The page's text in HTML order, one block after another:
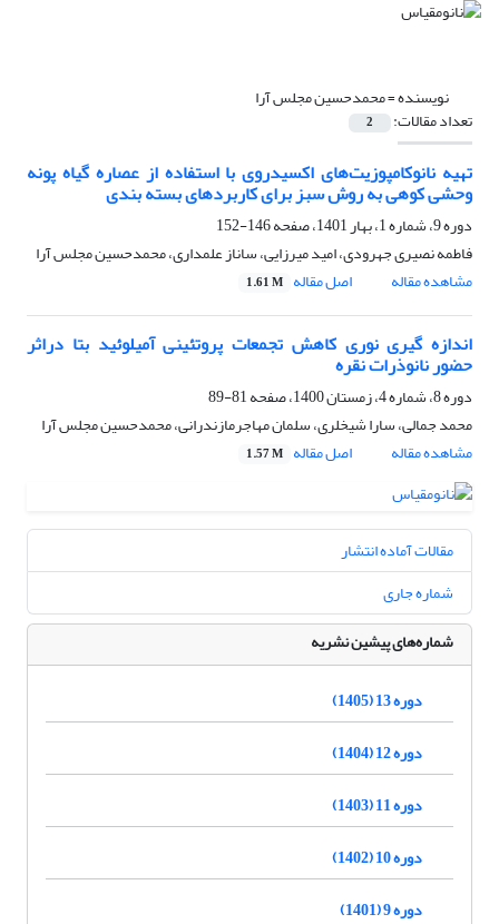
نویسنده =محمدحسین مجلس آرا
تعداد مقالات: 2
تهیه نانوکامپوزیت‌های اکسیدروی با استفاده از عصاره گیاه پونه
وحشی کوهی به روش سبز برای کاربردهای بسته بندی
دوره 9، شماره 1، بهار 1401، صفحه
146-152
فاطمه نصیری جهرودی، امید میرزایی، ساناز علمداری، محمدحسین مجلس آرا
مشاهده مقاله
اصل مقاله 1.61 M
اندازه گیری نوری کاهش تجمعات پروتئینی آمیلوئید بتا دراثر
حضور نانوذرات نقره
دوره 8، شماره 4، زمستان 1400، صفحه
81-89
محمد جمالی، سارا شیخلری، سلمان مهاجرمازندرانی، محمدحسین مجلس آرا
مشاهده مقاله
اصل مقاله 1.57 M
مقالات آماده انتشار
شماره جاری
شماره‌های پیشین نشریه
دوره 13 (1405)
دوره 12 (1404)
دوره 11 (1403)
دوره 10 (1402)
دوره 9 (1401)